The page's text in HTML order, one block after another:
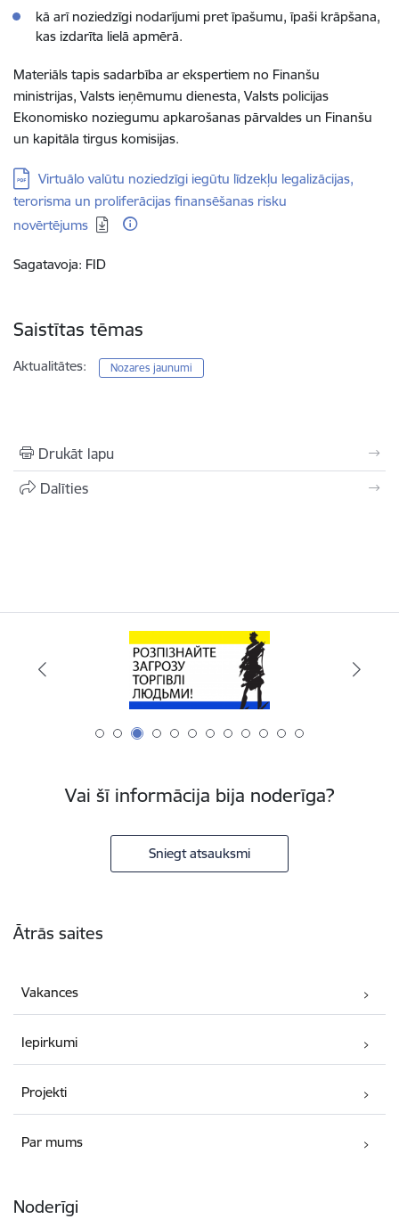
kā arī noziedzīgi nodarījumi pret īpašumu, īpaši krāpšana,
kas izdarīta lielā apmērā.
Materiāls tapis sadarbība ar ekspertiem no Finanšu
ministrijas, Valsts ieņēmumu dienesta, Valsts policijas
Ekonomisko noziegumu apkarošanas pārvaldes un Finanšu
un kapitāla tirgus komisijas.
Lejupielādēt:
Virtuālo valūtu noziedzīgi iegūtu līdzekļu legalizācijas,
terorisma un proliferācijas finansēšanas risku
novērtējums
Sagatavoja: FID
Saistītas tēmas
Aktualitātes: Nozares jaunumi
Drukāt lapu
Dalīties
Vai šī informācija bija noderīga?
Sniegt atsauksmi
Ātrās saites
Vakances
Iepirkumi
Projekti
Par mums
Noderīgi